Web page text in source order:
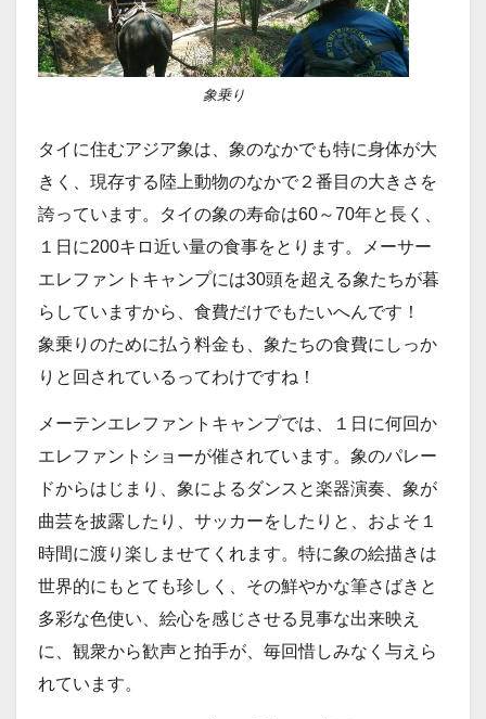
象乗り
タイに住むアジア象は、象のなかでも特に身体が大
きく、現存する陸上動物のなかで２番目の大きさを
誇っています。タイの象の寿命は60～70年と長く、
１日に200キロ近い量の食事をとります。メーサー
エレファントキャンプには30頭を超える象たちが暮
らしていますから、食費だけでもたいへんです！
象乗りのために払う料金も、象たちの食費にしっか
りと回されているってわけですね！
メーテンエレファントキャンプでは、１日に何回か
エレファントショーが催されています。象のパレー
ドからはじまり、象によるダンスと楽器演奏、象が
曲芸を披露したり、サッカーをしたりと、およそ１
時間に渡り楽しませてくれます。特に象の絵描きは
世界的にもとても珍しく、その鮮やかな筆さばきと
多彩な色使い、絵心を感じさせる見事な出来映え
に、観衆から歓声と拍手が、毎回惜しみなく与えら
れています。